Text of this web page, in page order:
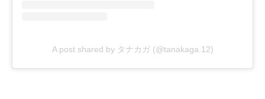
A post shared by タナカガ (@tanakaga.12)